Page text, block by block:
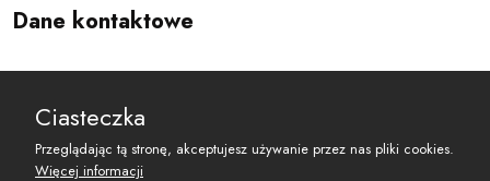
Dane kontaktowe
reset@resetobywatelski.pl
Ciasteczka
Przeglądając tą stronę, akceptujesz używanie przez nas pliki cookies.
Więcej informacji